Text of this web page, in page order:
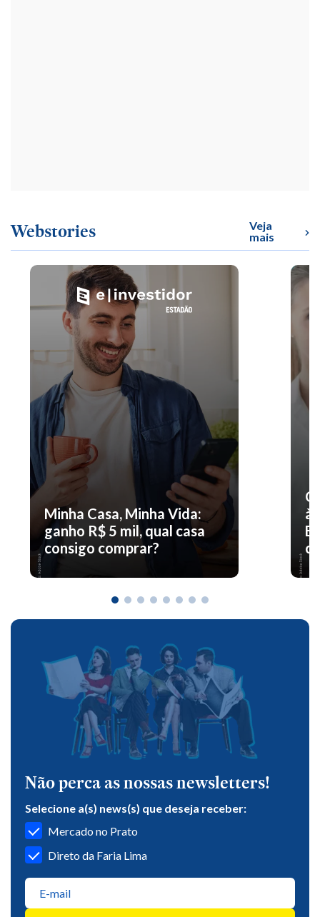
Webstories
Veja
mais
Minha Casa, Minha Vida:
ganho R$ 5 mil, qual casa
consigo comprar?
O
à
Não perca as nossas newsletters!
Selecione a(s) news(s) que deseja receber:
Mercado no Prato
Direto da Faria Lima